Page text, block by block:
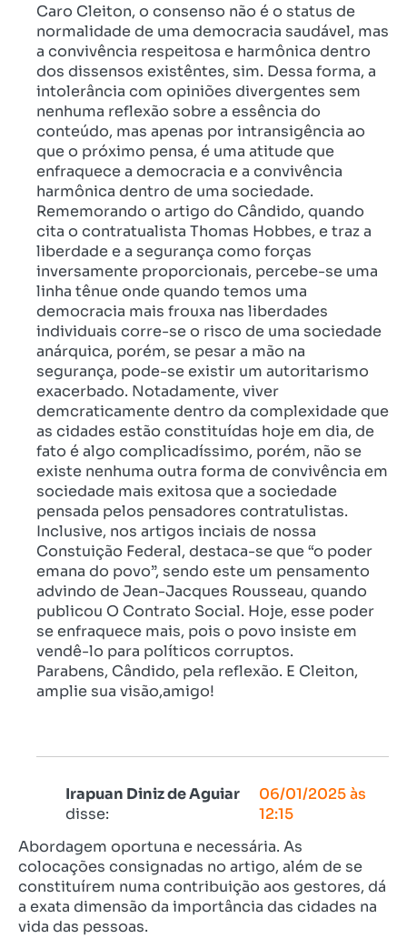
Caro Cleiton, o consenso não é o status de
normalidade de uma democracia saudável, mas
a convivência respeitosa e harmônica dentro
dos dissensos existêntes, sim. Dessa forma, a
intolerância com opiniões divergentes sem
nenhuma reflexão sobre a essência do
conteúdo, mas apenas por intransigência ao
que o próximo pensa, é uma atitude que
enfraquece a democracia e a convivência
harmônica dentro de uma sociedade.
Rememorando o artigo do Cândido, quando
cita o contratualista Thomas Hobbes, e traz a
liberdade e a segurança como forças
inversamente proporcionais, percebe-se uma
linha tênue onde quando temos uma
democracia mais frouxa nas liberdades
individuais corre-se o risco de uma sociedade
anárquica, porém, se pesar a mão na
segurança, pode-se existir um autoritarismo
exacerbado. Notadamente, viver
demcraticamente dentro da complexidade que
as cidades estão constituídas hoje em dia, de
fato é algo complicadíssimo, porém, não se
existe nenhuma outra forma de convivência em
sociedade mais exitosa que a sociedade
pensada pelos pensadores contratulistas.
Inclusive, nos artigos inciais de nossa
Constuição Federal, destaca-se que “o poder
emana do povo”, sendo este um pensamento
advindo de Jean-Jacques Rousseau, quando
publicou O Contrato Social. Hoje, esse poder
se enfraquece mais, pois o povo insiste em
vendê-lo para políticos corruptos.
Parabens, Cândido, pela reflexão. E Cleiton,
amplie sua visão,amigo!
Irapuan Diniz de Aguiar
disse:
06/01/2025 às
12:15
Abordagem oportuna e necessária. As
colocações consignadas no artigo, além de se
constituírem numa contribuição aos gestores, dá
a exata dimensão da importância das cidades na
vida das pessoas.